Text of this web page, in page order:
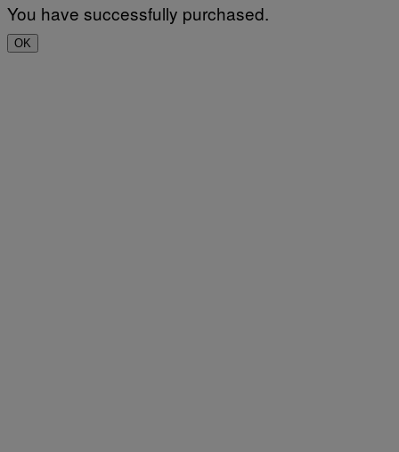
You have successfully purchased.
OK